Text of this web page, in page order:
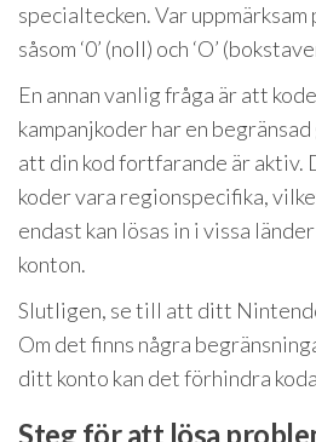
specialtecken. Var uppmärksam
såsom ‘0’ (noll) och ‘O’
En annan vanlig fråga är att
kampanjkoder har en
att din kod fortfarande är aktiv.
koder vara regionspecifika,
endast kan lösas in i vissa
konton.
Slutligen, se till att ditt
Om det finns några
ditt konto kan det förhindra
Steg för att lösa